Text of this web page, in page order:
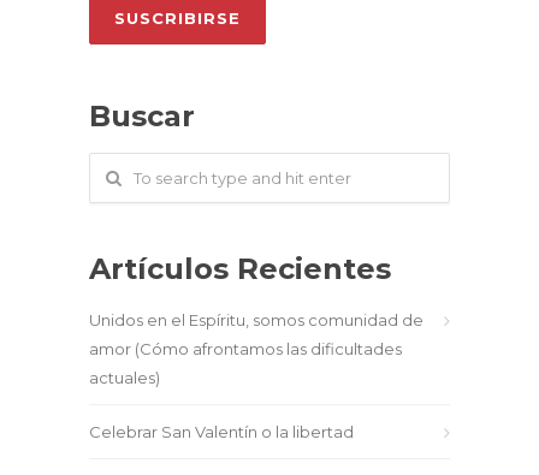
Buscar
Artículos Recientes
Unidos en el Espíritu, somos comunidad de
amor (Cómo afrontamos las dificultades
actuales)
Celebrar San Valentín o la libertad